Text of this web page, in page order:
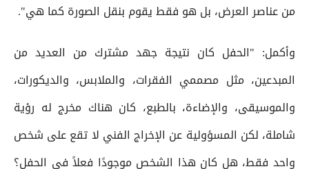
من عناصر العرض، بل هو فقط يقوم بنقل الصورة كما هي".
وأكمل: "الحفل كان نتيجة جهد مشترك من العديد من
المبدعين، مثل مصممي الفقرات، والملابس، والديكورات،
والموسيقى، والإضاءة، بالطبع، كان هناك مخرج له رؤية
شاملة، لكن المسؤولية عن الإخراج الفني لا تقع على شخص
واحد فقط، هل كان هذا الشخص موجودًا فعلاً في الحفل؟